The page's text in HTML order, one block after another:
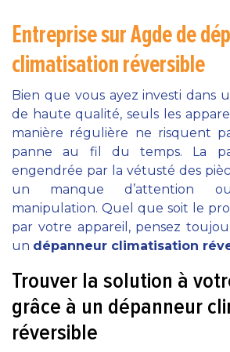
Entreprise sur Agde de
climatisation réversible
Bien que vous ayez investi dans
de haute qualité, seuls les
manière régulière ne risquent
panne au fil du temps. La
engendrée par la vétusté des
un manque d’attention
manipulation. Quel que soit le
par votre appareil, pensez
un dépanneur climatisation
Trouver la solution à
grâce à un dépanneur
réversible